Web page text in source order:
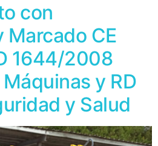
con
Marcado CE
1644/2008
y RD
y Salud